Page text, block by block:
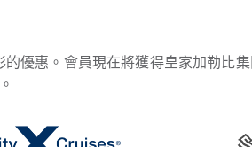
優惠。會員現在將獲得皇家加勒比